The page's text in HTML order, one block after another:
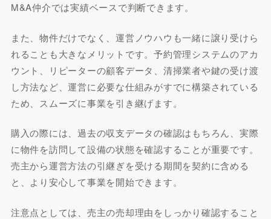
M&A仲介では実績ベースで判断できます。
また、物件だけでなく、運営ノウハウも一緒に譲り受けら
れることも大きなメリットです。予約管理システムのアカ
ウント、リピーターの顧客データ、清掃業者や鍵の受け渡
し方法など、運営に必要な仕組みがすでに構築されている
ため、スムーズに事業を引き継げます。
購入の際には、過去の収支データの確認はもちろん、実際
に物件を訪問して設備の状態を確認することが重要です。
売主から運営方法の引継ぎを受ける期間を契約に含める
と、より安心して事業を開始できます。
注意点としては、売主の売却理由をしっかり確認すること